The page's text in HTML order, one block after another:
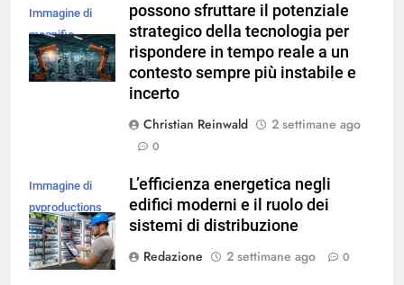
Immagine di
magnific
possono sfruttare il potenziale
strategico della tecnologia per
rispondere in tempo reale a un
contesto sempre più instabile e
incerto
Christian Reinwald
2 settimane ago
0
Immagine di
pvproductions
su Magnific
L’efficienza energetica negli
edifici moderni e il ruolo dei
sistemi di distribuzione
Redazione
2 settimane ago 0